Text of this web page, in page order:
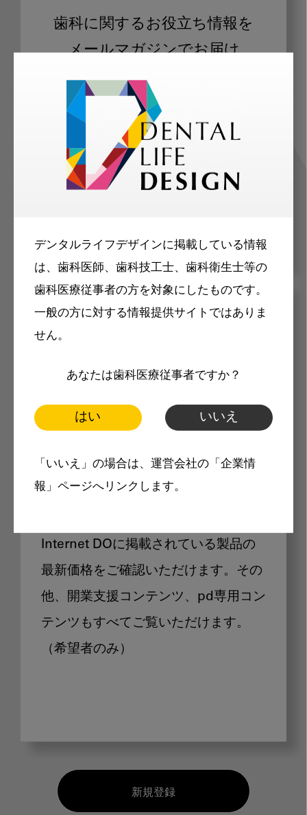
デンタルライフデザインに掲載している情報
は、歯科医師、歯科技工士、歯科衛生士等の
歯科医療従事者の方を対象にしたものです。
一般の方に対する情報提供サイトではありま
せん。
あなたは歯科医療従事者ですか？
はい いいえ
「いいえ」の場合は、運営会社の「企業情
報」ページへリンクします。
歯科に関するお役立ち情報を
メールマガジンでお届け
ご登録いただいた職種（歯科医師、歯
科衛生士、歯科技工士）に合わせた内
容のメールマガジンをお届けします。
メリット
製品価格も閲覧可能
Internet DOに掲載されている製品の
最新価格をご確認いただけます。その
他、開業支援コンテンツ、pd専用コン
テンツもすべてご覧いただけます。
（希望者のみ）
新規登録